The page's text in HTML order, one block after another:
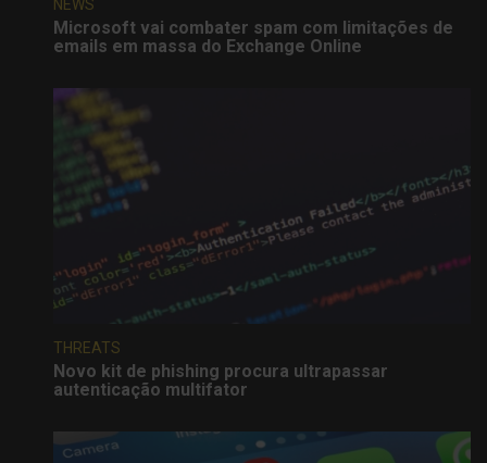
NEWS
Microsoft vai combater spam com limitações de
emails em massa do Exchange Online
THREATS
Novo kit de phishing procura ultrapassar
autenticação multifator